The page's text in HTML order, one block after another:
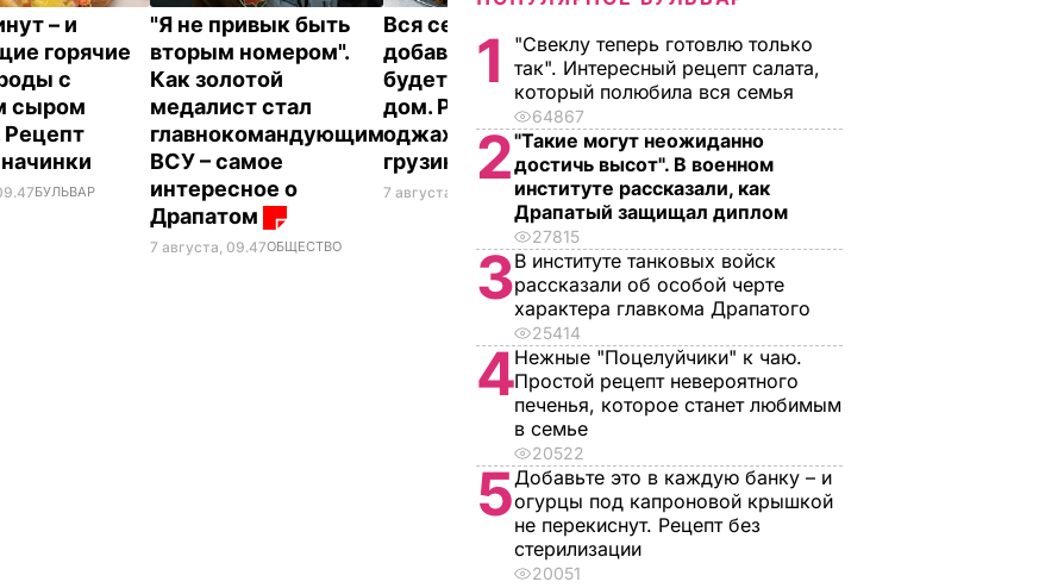
– и
горячие
с
сыром
Рецепт
БУЛЬВАР
"Я не привык быть
вторым номером".
Как золотой
медалист стал
главнокомандующим
ВСУ – самое
интересное о
Драпатом
7 августа, 09.47ОБЩЕСТВО
Вся семья попросит
добавки, а аромат
будет стоять на весь
дом. Рецепт
оджахури –
грузинского блюда
7 августа, 09.32 БУЛЬВАР
родилась!"
Драпатый рассказал,
как ночью на
позициях узнал о
рождении дочери
7 августа, 08.33БУЛЬВАР
1
"Свеклу теперь готовлю только
так". Интересный рецепт салата,
который полюбила вся семья
64867
2"Такие могут неожиданно
достичь высот". В военном
институте рассказали, как
Драпатый защищал диплом
27815
3В институте танковых войск
рассказали об особой черте
характера главкома Драпатого
25414
4Нежные "Поцелуйчики" к чаю.
Простой рецепт невероятного
печенья, которое станет любимым
в семье
20522
5Добавьте это в каждую банку – и
огурцы под капроновой крышкой
не перекиснут. Рецепт без
стерилизации
20051